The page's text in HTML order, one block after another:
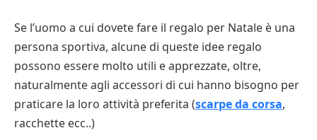
Se l’uomo a cui dovete fare il regalo per Natale è una
persona sportiva, alcune di queste idee regalo
possono essere molto utili e apprezzate, oltre,
naturalmente agli accessori di cui hanno bisogno per
praticare la loro attività preferita (scarpe da corsa,
racchette ecc..)